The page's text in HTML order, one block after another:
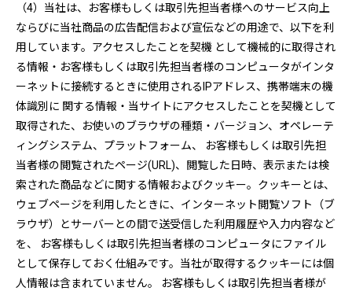
（4）当社は、お客様もしくは取引先担当者様へのサービス向上
ならびに当社商品の広告配信および宣伝などの用途で、以下を利
用しています。アクセスしたことを契機 として機械的に取得され
る情報・お客様もしくは取引先担当者様のコンピュータがインタ
ーネットに接続するときに使用されるIPアドレス、携帯端末の機
体識別に 関する情報・当サイトにアクセスしたことを契機として
取得された、お使いのブラウザの種類・バージョン、オペレーテ
ィングシステム、プラットフォーム、 お客様もしくは取引先担
当者様の閲覧されたページ(URL)、閲覧した日時、表示または検
索された商品などに関する情報およびクッキー。クッキーとは、
ウェブページを利用したときに、インターネット閲覧ソフト（ブ
ラウザ）とサーバーとの間で送受信した利用履歴や入力内容など
を、 お客様もしくは取引先担当者様のコンピュータにファイル
として保存しておく仕組みです。当社が取得するクッキーには個
人情報は含まれていません。 お客様もしくは取引先担当者様が